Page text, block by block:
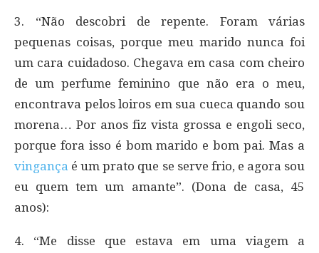
3. “Não descobri de repente. Foram várias
pequenas coisas, porque meu marido nunca foi
um cara cuidadoso. Chegava em casa com cheiro
de um perfume feminino que não era o meu,
encontrava pelos loiros em sua cueca quando sou
morena… Por anos fiz vista grossa e engoli seco,
porque fora isso é bom marido e bom pai. Mas a
vingança é um prato que se serve frio, e agora sou
eu quem tem um amante”. (Dona de casa, 45
anos):
4. “Me disse que estava em uma viagem a